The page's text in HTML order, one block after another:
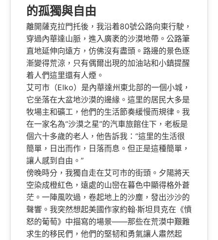
的孤獨與自由
離開薩克拉門托後，我沿着80號公路向東行駛，
穿過內華達山脈，進入廣袤的沙漠地帶。公路筆
直地延伸向遠方，仿佛沒有盡頭。路邊的景色逐
漸變得荒涼，只有偶爾出現的加油站和小鎮提醒
着人們這里還有人煙。
艾可市（Elko）是內華達州東北部的一個小城，
它坐落在大盆地沙漠的邊緣。這里的居民大多是
牧場主和礦工，他們的生活節奏緩慢而規律。我
在一家名為“沙漠之星”的汽車旅館住下，老板是
個六十多歲的老人，他告訴我：“這里的生活很
簡單，日出而作，日落而息。但正是這種簡單，
讓人感到自由。”
傍晚時分，我獨自走在艾可市的街頭。夕陽將天
空染成橙紅色，遠處的山巒在暮色中顯得格外蒼
茫。一陣風吹過，卷起地上的沙塵，發出沙沙的
聲響。我突然想起美國作家約翰·斯坦貝克在《憤
怒的葡萄》中描寫的場景——那些在荒漠中艱難
求生的移民們，他們的堅韧和勇氣讓人肅然起